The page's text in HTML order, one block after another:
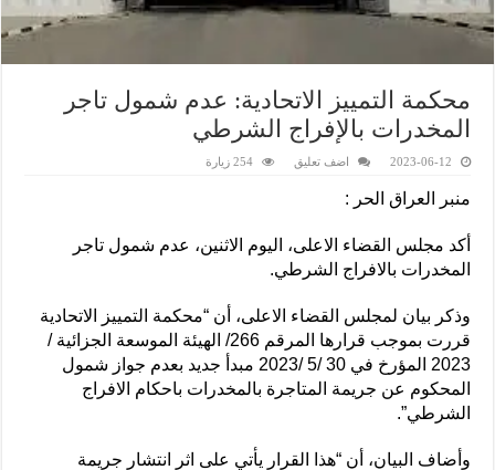
محكمة التمييز الاتحادية: عدم شمول تاجر
المخدرات بالإفراج الشرطي
2023-06-12 اضف تعليق 254 زيارة
منبر العراق الحر :
أكد مجلس القضاء الاعلى، اليوم الاثنين، عدم شمول تاجر
المخدرات بالافراج الشرطي.
وذكر بيان لمجلس القضاء الاعلى، أن “محكمة التمييز الاتحادية
قررت بموجب قرارها المرقم 266/ الهيئة الموسعة الجزائية /
2023 المؤرخ في 30 /5 /2023 مبدأ جديد بعدم جواز شمول
المحكوم عن جريمة المتاجرة بالمخدرات باحكام الافراج
الشرطي”.
وأضاف البيان، أن “هذا القرار يأتي على اثر انتشار جريمة